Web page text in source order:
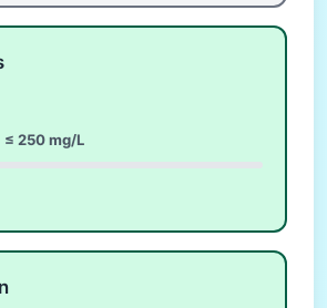
≤ 250 mg/L